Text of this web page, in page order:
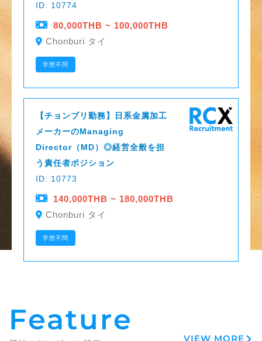
ID: 10774
80,000THB ~ 100,000THB
Chonburi タイ
学歴不問
【チョンブリ勤務】日系金属加工
メーカーのManaging
Director（MD）◎経営全般を担
う責任者ポジション
ID: 10773
140,000THB ~ 180,000THB
Chonburi タイ
学歴不問
Feature